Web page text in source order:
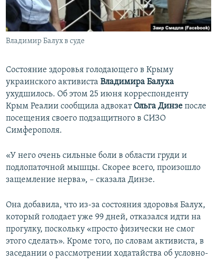
ПОБЕДИТЕЛЕЙ НЕ СУДЯТ?
КРЫМ.НЕПОКОРЕННЫЙ
ELIFBE
ПРИСОЕДИНЯЙТЕСЬ!
Все сайты RFE/RL
Владимир Балух в суде
Состояние здоровья голодающего в Крыму
украинского активиста Владимира Балуха
ухудшилось. Об этом 25 июня корреспонденту
Крым Реалии сообщила адвокат Ольга Динзе после
посещения своего подзащитного в СИЗО
Симферополя.
«У него очень сильные боли в области груди и
подлопаточной мышцы. Скорее всего, произошло
защемление нерва», – сказала Динзе.
Она добавила, что из-за состояния здоровья Балух,
который голодает уже 99 дней, отказался идти на
прогулку, поскольку «просто физически не смог
этого сделать». Кроме того, по словам активиста, в
заседании о рассмотрении ходатайства об условно-